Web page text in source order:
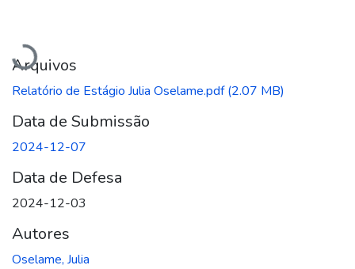
Carregando...
Arquivos
Relatório de Estágio Julia Oselame.pdf(2.07 MB)
Data de Submissão
2024-12-07
Data de Defesa
2024-12-03
Autores
Oselame, Julia